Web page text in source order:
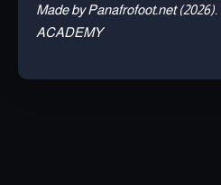
Made by Panafrofoot.net
ACADEMY